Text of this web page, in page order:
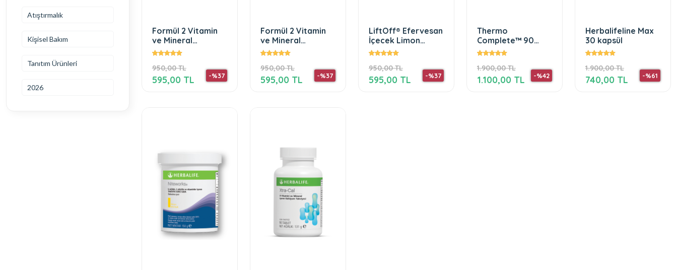
Atıştırmalık
Kişisel Bakım
Tanıtım Ürünleri
2026
Formül 2 Vitamin
ve Mineral
Kompleks Erkekler
950,00 TL
-%37
595,00 TL
Formül 2 Vitamin
ve Mineral
Kompleks Kadınlar
950,00 TL
-%37
595,00 TL
LiftOff® Efervesan
İçecek Limon
Aromalı
950,00 TL
-%37
595,00 TL
Thermo
Complete™ 90
tablet
1.900,00 TL
-%42
1.100,00 TL
Herbalifeline Max
30 kapsül
1.900,00 TL
-%61
740,00 TL